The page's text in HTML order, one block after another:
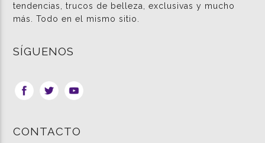
tendencias, trucos de belleza, exclusivas y mucho
más. Todo en el mismo sitio.
SÍGUENOS
CONTACTO